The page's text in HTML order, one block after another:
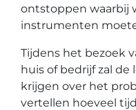
ontstoppen waarbij
instrumenten
Tijdens het bezoek
huis of bedrijf zal
krijgen over het
vertellen hoeveel